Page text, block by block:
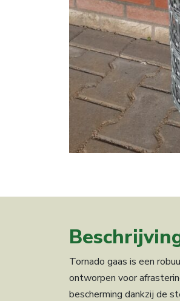
Tornado gaas is een
ontworpen voor
bescherming dankzij de